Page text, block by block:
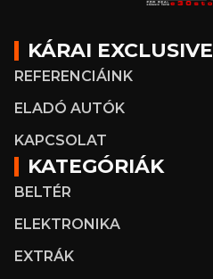
KÁRAI EXCLUSIVE
REFERENCIÁINK
ELADÓ AUTÓK
KAPCSOLAT
KATEGÓRIÁK
BELTÉR
ELEKTRONIKA
EXTRÁK